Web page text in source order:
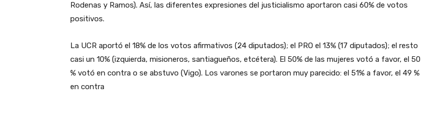
Rodenas y Ramos). Así, las diferentes expresiones del justicialismo aportaron casi 60% de votos
positivos.
La UCR aportó el 18% de los votos afirmativos (24 diputados); el PRO el 13% (17 diputados); el resto
casi un 10% (izquierda, misioneros, santiagueños, etcétera). El 50% de las mujeres votó a favor, el 50
% votó en contra o se abstuvo (Vigo). Los varones se portaron muy parecido: el 51% a favor, el 49 %
en contra